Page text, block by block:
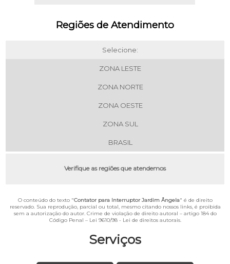
Serviços
Regiões de Atendimento
Selecione:
ZONA LESTE
ZONA NORTE
ZONA OESTE
ZONA SUL
BRASIL
Verifique as regiões que atendemos
O conteúdo do texto "Contator para Interruptor Jardim Ângela" é de direito
reservado. Sua reprodução, parcial ou total, mesmo citando nossos links, é proibida
sem a autorização do autor. Crime de violação de direito autoral – artigo 184 do
Código Penal – Lei 9610/98 - Lei de direitos autorais.